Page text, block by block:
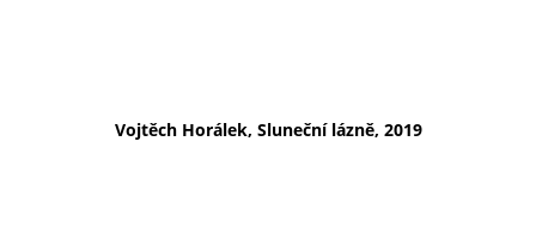
Vojtěch Horálek, Sluneční lázně, 2019